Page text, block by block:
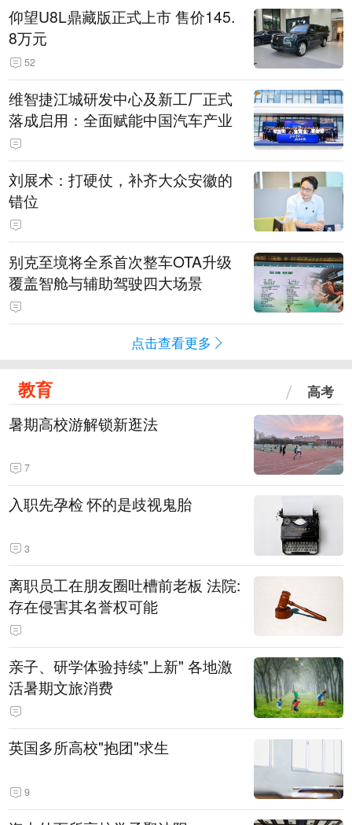
仰望U8L鼎藏版正式上市 售价145.
8万元
52
维智捷江城研发中心及新工厂正式
落成启用：全面赋能中国汽车产业
刘展术：打硬仗，补齐大众安徽的
错位
别克至境将全系首次整车OTA升级
覆盖智舱与辅助驾驶四大场景
点击查看更多
教育 高考
暑期高校游解锁新逛法
7
入职先孕检 怀的是歧视鬼胎
3
离职员工在朋友圈吐槽前老板 法院:
存在侵害其名誉权可能
亲子、研学体验持续"上新" 各地激
活暑期文旅消费
英国多所高校"抱团"求生
9